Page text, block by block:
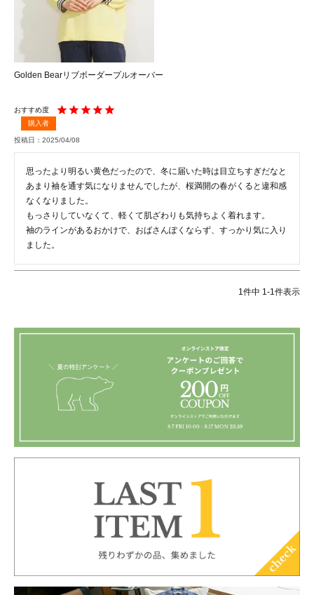
Golden Bearリブボーダープルオーバー
購入者
投稿日 2025/04/08
思ったより明るい黄色だったので、冬に届いた時は目立ちすぎだなと
あまり袖を通す気になりませんでしたが、桜満開の春がくると違和感
なくなりました。
もっさりしていなくて、軽くて肌ざわりも気持ちよく着れます。
袖のラインがあるおかけで、おばさんぽくならず、すっかり気に入り
ました。
1件中 1-1件表示